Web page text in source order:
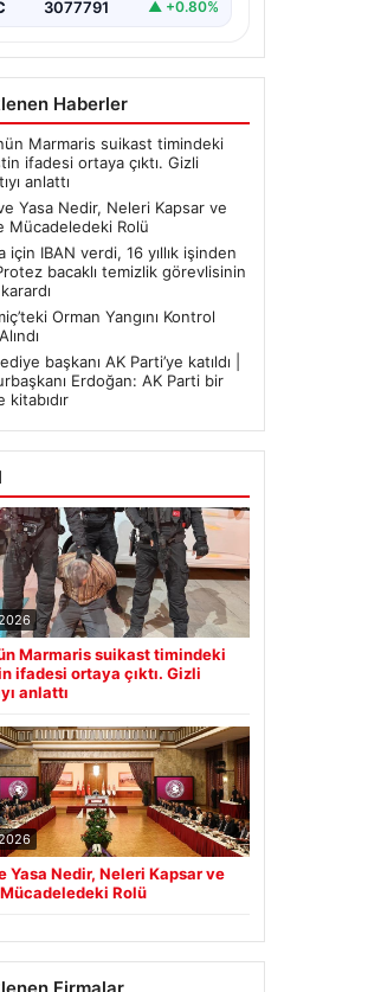
3077791 ▲ +0.80%
Haberler
Marmaris suikast timindeki
ifadesi ortaya çıktı. Gizli
anlattı
Yasa Nedir, Neleri Kapsar ve
Mücadeledeki Rolü
için IBAN verdi, 16 yıllık işinden
bacaklı temizlik görevlisinin
Orman Yangını Kontrol
başkanı AK Parti’ye katıldı |
Erdoğan: AK Parti bir
kitabıdır
Marmaris suikast timindeki
ifadesi ortaya çıktı. Gizli
anlattı
Yasa Nedir, Neleri Kapsar ve
Rolü